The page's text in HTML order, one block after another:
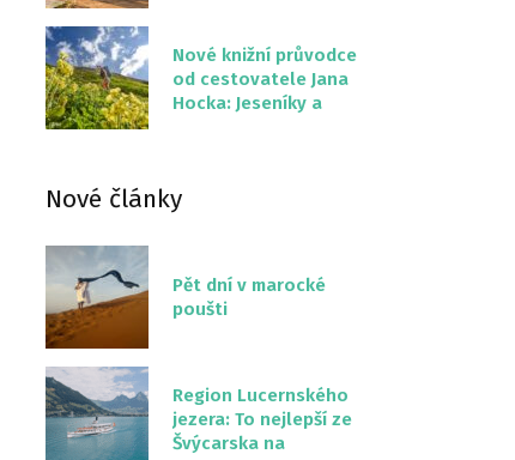
Nové knižní průvodce
od cestovatele Jana
Hocka: Jeseníky a
Nové články
Pět dní v marocké
poušti
Region Lucernského
jezera: To nejlepší ze
Švýcarska na